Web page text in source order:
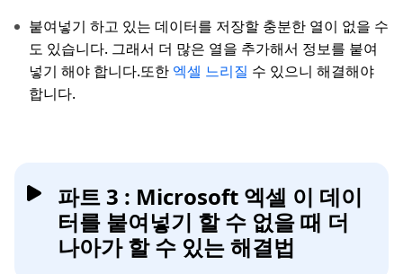
붙여넣기 하고 있는 데이터를 저장할 충분한 열이 없을 수
도 있습니다. 그래서 더 많은 열을 추가해서 정보를 붙여
넣기 해야 합니다.또한 엑셀 느리질 수 있으니 해결해야
합니다.
파트 3 : Microsoft 엑셀 이 데이
터를 붙여넣기 할 수 없을 때 더
나아가 할 수 있는 해결법